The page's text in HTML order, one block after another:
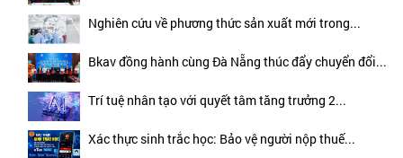
Nghiên cứu về phương thức sản xuất mới trong...
Bkav đồng hành cùng Đà Nẵng thúc đẩy chuyển đổi...
Trí tuệ nhân tạo với quyết tâm tăng trưởng 2...
Xác thực sinh trắc học: Bảo vệ người nộp thuế...